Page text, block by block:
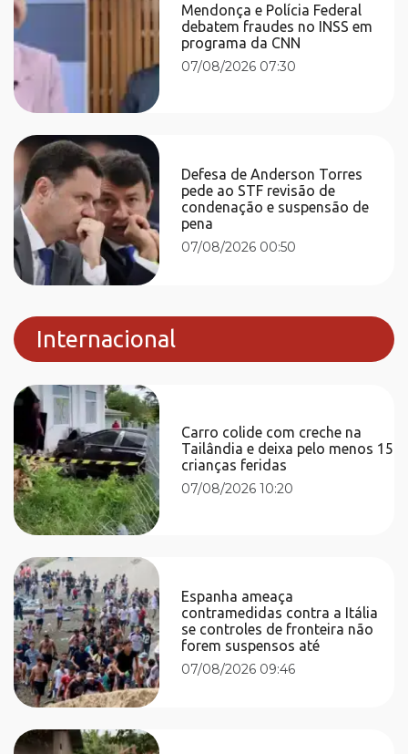
Mendonça e Polícia Federal
debatem fraudes no INSS em
programa da CNN
07/08/2026 07:30
Defesa de Anderson Torres
pede ao STF revisão de
condenação e suspensão de
pena
07/08/2026 00:50
Internacional
Carro colide com creche na
Tailândia e deixa pelo menos 15
crianças feridas
07/08/2026 10:20
Espanha ameaça
contramedidas contra a Itália
se controles de fronteira não
forem suspensos até
07/08/2026 09:46